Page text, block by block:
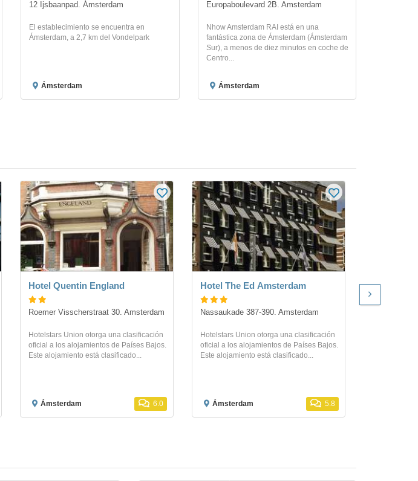
12 Ijsbaanpad. Ámsterdam
El establecimiento se encuentra en
Ámsterdam, a 2,7 km del Vondelpark
Ámsterdam
Europaboulevard 2B. Amsterdam
Nhow Amsterdam RAI está en una
fantástica zona de Ámsterdam (Ámsterdam
Sur), a menos de diez minutos en coche de
Centro...
Ámsterdam
Hotel Quentin England
Roemer Visscherstraat 30. Amsterdam
Hotelstars Union otorga una clasificación
oficial a los alojamientos de Países Bajos.
Este alojamiento está clasificado...
Ámsterdam 6.0
Hotel The Ed Amsterdam
Nassaukade 387-390. Amsterdam
Hotelstars Union otorga una clasificación
oficial a los alojamientos de Países Bajos.
Este alojamiento está clasificado...
Ámsterdam 5.8
Hotel